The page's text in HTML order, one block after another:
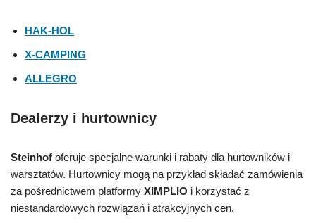
HAK-HOL
X-CAMPING
ALLEGRO
Dealerzy i hurtownicy
Steinhof oferuje specjalne warunki i rabaty dla hurtowników i
warsztatów. Hurtownicy mogą na przykład składać zamówienia
za pośrednictwem platformy XIMPLIO i korzystać z
niestandardowych rozwiązań i atrakcyjnych cen.